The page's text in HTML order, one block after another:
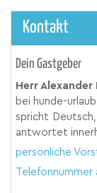
Kontakt
Dein Gastgeber
Herr Alexander
bei hunde-
spricht
antwortet
persönliche
Telefonnummer